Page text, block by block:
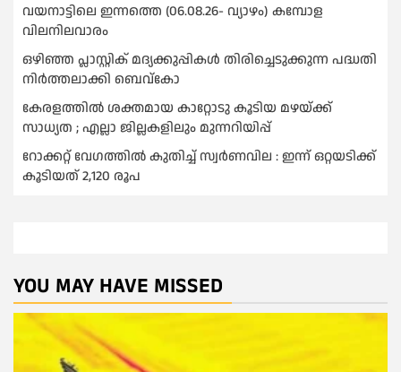
വയനാട്ടിലെ ഇന്നത്തെ (06.08.26- വ്യാഴം) കമ്പോള
വിലനിലവാരം
ഒഴിഞ്ഞ പ്ലാസ്റ്റിക് മദ്യക്കുപ്പികള്‍ തിരിച്ചെടുക്കുന്ന പദ്ധതി
നിര്‍ത്തലാക്കി ബെവ്കോ
കേരളത്തിൽ ശക്തമായ കാറ്റോടു കൂടിയ മഴയ്ക്ക്
സാധ്യത ; എല്ലാ ജില്ലകളിലും മുന്നറിയിപ്പ്
റോക്കറ്റ് വേഗത്തില്‍ കുതിച്ച് സ്വര്‍ണവില : ഇന്ന് ഒറ്റയടിക്ക്
കൂടിയത് 2,120 രൂപ
YOU MAY HAVE MISSED